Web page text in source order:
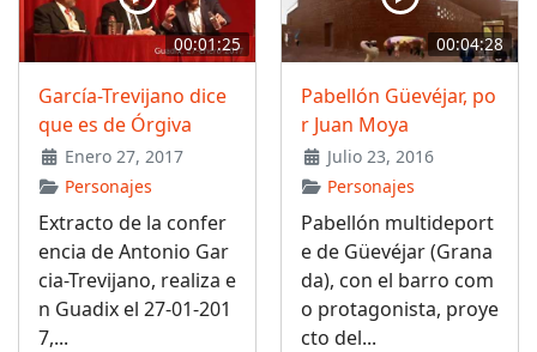
00:01:25
García-Trevijano dice
que es de Órgiva
Enero 27, 2017
Personajes
Extracto de la confer
encia de Antonio Gar
cia-Trevijano, realiza e
n Guadix el 27-01-201
7,...
00:04:28
Pabellón Güevéjar, po
r Juan Moya
Julio 23, 2016
Personajes
Pabellón multideport
e de Güevéjar (Grana
da), con el barro com
o protagonista, proye
cto del...